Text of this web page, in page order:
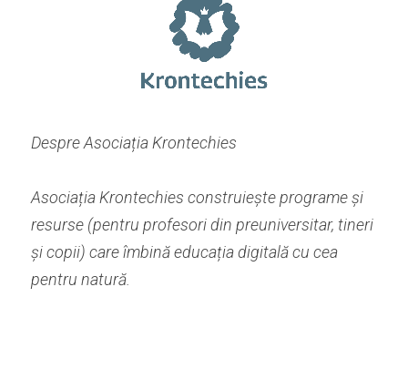
Despre Asociația Krontechies
Asociația Krontechies construiește programe și
resurse (pentru profesori din preuniversitar, tineri
și copii) care îmbină educația digitală cu cea
pentru natură.